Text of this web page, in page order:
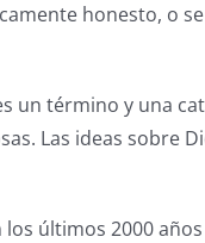
honesto, o se
un término y una
Las ideas sobre
últimos 2000